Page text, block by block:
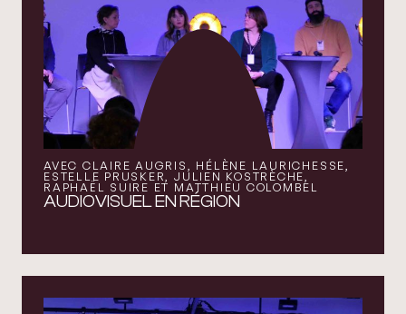
AVEC CLAIRE AUGRIS, HÉLÈNE LAURICHESSE,
ESTELLE PRUSKER, JULIEN KOSTRÈCHE,
RAPHAËL SUIRE ET MATTHIEU COLOMBEL
AUDIOVISUEL EN RÉGION